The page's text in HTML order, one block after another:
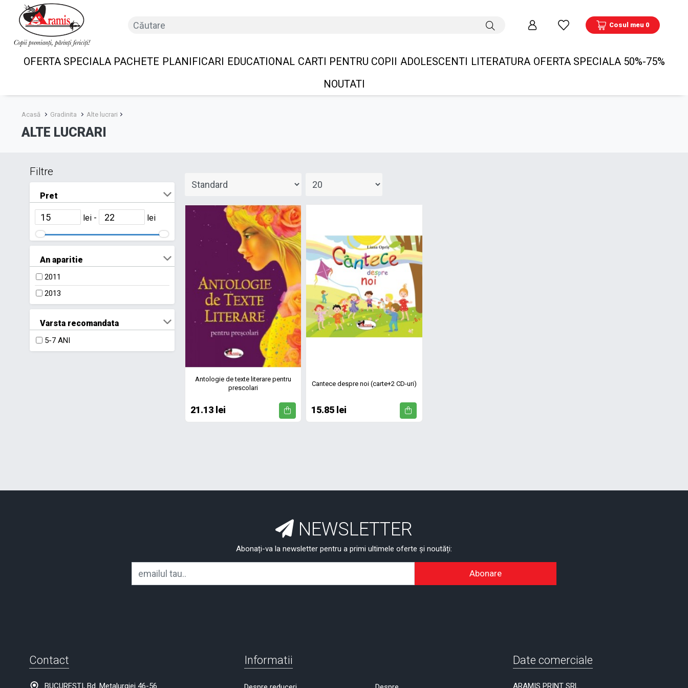
Cosul meu 0
OFERTA SPECIALA PACHETE PLANIFICARI EDUCATIONAL CARTI PENTRU COPII ADOLESCENTI LITERATURA OFERTA SPECIALA 50%-75%
NOUTATI
Acasă Gradinita Alte lucrari
ALTE LUCRARI
Filtre
Pret
lei - lei
An aparitie
2011
2013
Varsta recomandata
5-7 ANI
Antologie de texte literare pentru
prescolari
21.13 lei
Cantece despre noi (carte+2 CD-uri)
15.85 lei
NEWSLETTER
Abonați-va la newsletter pentru a primi ultimele oferte și noutăți:
Abonare
Contact
BUCURESTI, Bd. Metalurgiei 46-56
Informatii Date comerciale
ARAMIS PRINT SRL